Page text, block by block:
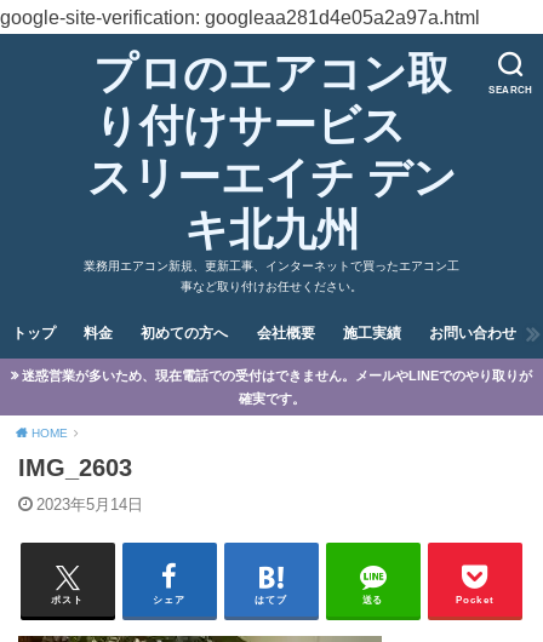
google-site-verification: googleaa281d4e05a2a97a.html
SEARCH
プロのエアコン取
り付けサービス
スリーエイチ デン
キ北九州
業務用エアコン新規、更新工事、インターネットで買ったエアコン工
事など取り付けお任せください。
トップ 料金 初めての方へ 会社概要 施工実績 お問い合わせ
迷惑営業が多いため、現在電話での受付はできません。メールやLINEでのやり取りが
確実です。
HOME
IMG_2603
2023年5月14日
ポスト シェア はてブ 送る Pocket